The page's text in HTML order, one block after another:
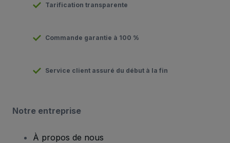
Tarification transparente
Commande garantie à 100 %
Service client assuré du début à la fin
Notre entreprise
À propos de nous